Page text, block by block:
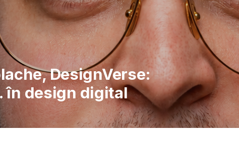
a adus spiritul unei
italiene în
publicul să
simple ale vieții